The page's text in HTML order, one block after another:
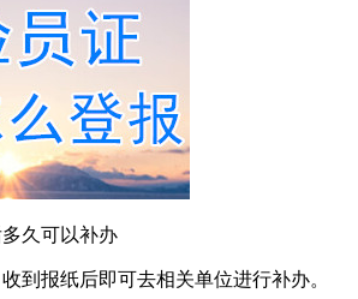
久可以补办
到报纸后即可去相关单位进行补办。